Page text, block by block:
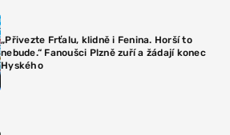
„Přivezte Frťalu, klidně i Fenina. Horší to
nebude.“ Fanoušci Plzně zuří a žádají konec
Hyského